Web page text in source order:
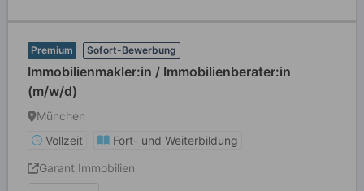
Premium Sofort-Bewerbung
Immobilienmakler:in / Immobilienberater:in
(m/w/d)
München
Vollzeit
Fort- und Weiterbildung
Garant Immobilien